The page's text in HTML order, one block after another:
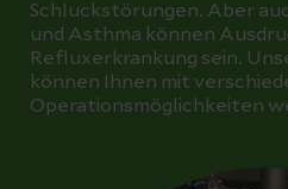
Schluckstörungen. Aber
und Asthma können
Refluxerkrankung sein.
können Ihnen mit
Operationsmöglichkeiten